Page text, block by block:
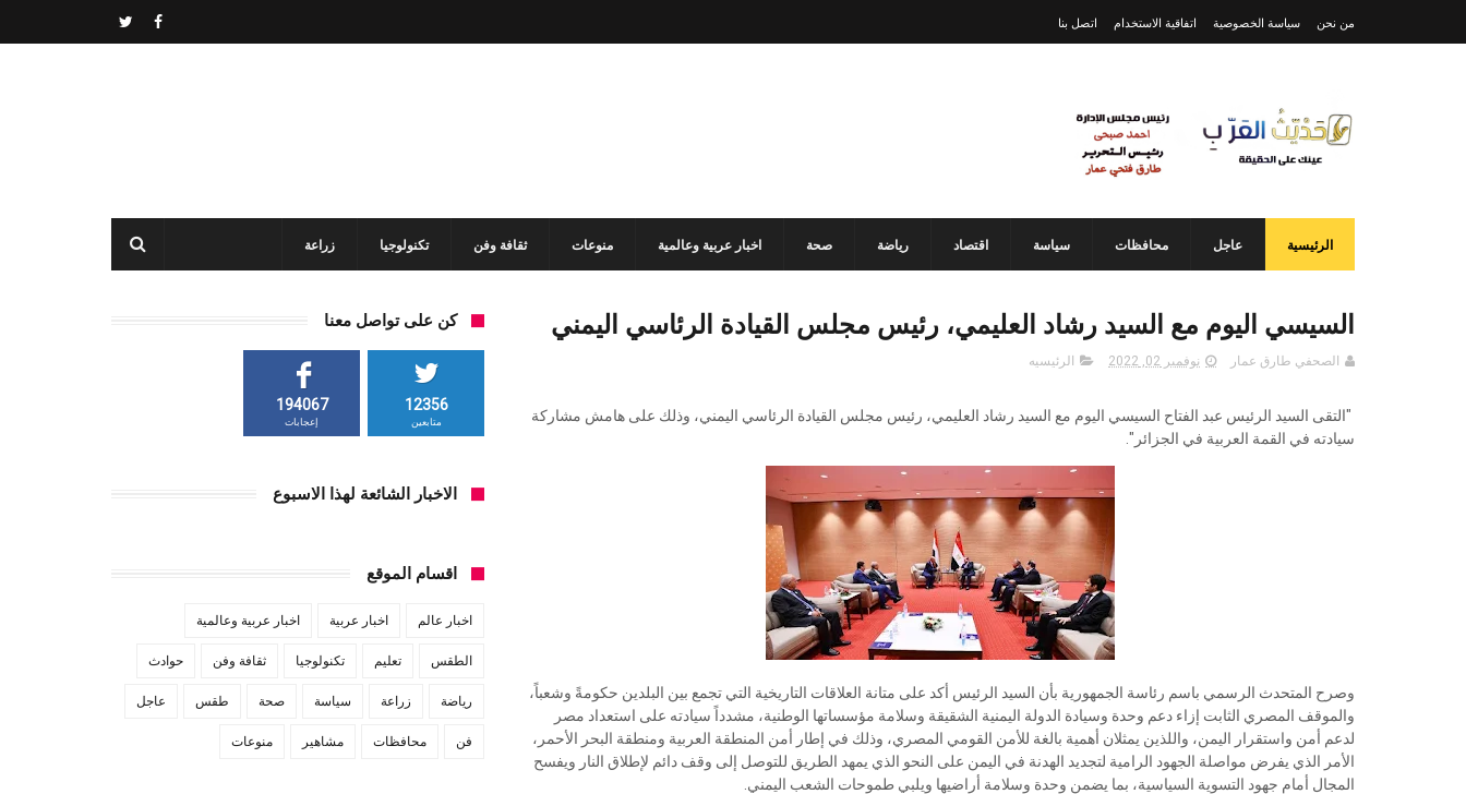
من نحن سياسة الخصوصية اتفاقية الاستخدام اتصل بنا
الرئيسية عاجل محافظات سياسة اقتصاد رياضة صحة اخبار عربية وعالمية منوعات ثقافة وفن تكنولوجيا زراعة
السيسي اليوم مع السيد رشاد العليمي، رئيس مجلس القيادة الرئاسي اليمني
الصحفي طارق عمار نوفمبر 02, 2022 الرئيسيه
"التقى السيد الرئيس عبد الفتاح السيسي اليوم مع السيد رشاد العليمي، رئيس مجلس القيادة الرئاسي اليمني، وذلك على هامش مشاركة
سيادته في القمة العربية في الجزائر".
وصرح المتحدث الرسمي باسم رئاسة الجمهورية بأن السيد الرئيس أكد على متانة العلاقات التاريخية التي تجمع بين البلدين حكومةً وشعباً،
والموقف المصري الثابت إزاء دعم وحدة وسيادة الدولة اليمنية الشقيقة وسلامة مؤسساتها الوطنية، مشدداً سيادته على استعداد مصر
لدعم أمن واستقرار اليمن، واللذين يمثلان أهمية بالغة للأمن القومي المصري، وذلك في إطار أمن المنطقة العربية ومنطقة البحر الأحمر،
الأمر الذي يفرض مواصلة الجهود الرامية لتجديد الهدنة في اليمن على النحو الذي يمهد الطريق للتوصل إلى وقف دائم لإطلاق النار ويفسح
المجال أمام جهود التسوية السياسية، بما يضمن وحدة وسلامة أراضيها ويلبي طموحات الشعب اليمني.
كن على تواصل معنا
12356
متابعين
194067
إعجابات
الاخبار الشائعة لهذا الاسبوع
اقسام الموقع
اخبار عالم اخبار عربية اخبار عربية وعالمية
الطقس تعليم تكنولوجيا ثقافة وفن حوادث
رياضة زراعة سياسة صحة طقس عاجل
فن محافظات مشاهير منوعات